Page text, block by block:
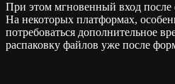
При этом мгновенный вход после
На некоторых платформах,
потребоваться дополнительное
распаковку файлов уже после